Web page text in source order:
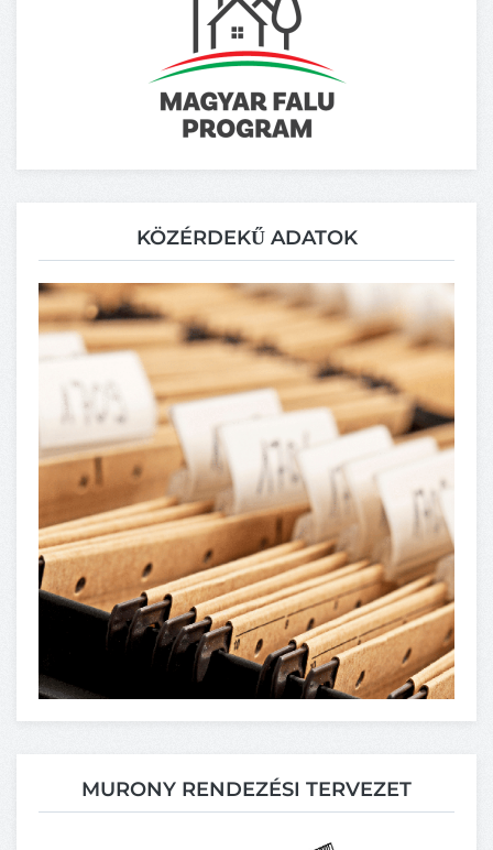
KÖZÉRDEKŰ ADATOK
MURONY RENDEZÉSI TERVEZET